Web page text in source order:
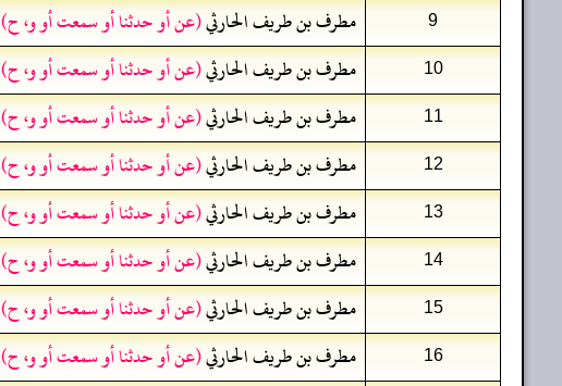
9 مطرف بن طريف الحارثي(عن أو حدثنا أو سمعت أو و، ح)
10 مطرف بن طريف الحارثي(عن أو حدثنا أو سمعت أو و، ح)
11 مطرف بن طريف الحارثي(عن أو حدثنا أو سمعت أو و، ح)
12 مطرف بن طريف الحارثي(عن أو حدثنا أو سمعت أو و، ح)
13 مطرف بن طريف الحارثي(عن أو حدثنا أو سمعت أو و، ح)
14 مطرف بن طريف الحارثي(عن أو حدثنا أو سمعت أو و، ح)
15 مطرف بن طريف الحارثي(عن أو حدثنا أو سمعت أو و، ح)
16 مطرف بن طريف الحارثي(عن أو حدثنا أو سمعت أو و، ح)